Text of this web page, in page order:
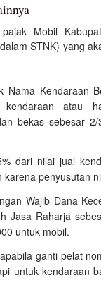
Mobil
STNK) yang
Nama Kendaraan
atau
bekas sebesar 2/
dari nilai jual
karena penyusutan
Wajib Dana
Jasa Raharja
untuk mobil.
ganti pelat
untuk kendaraan